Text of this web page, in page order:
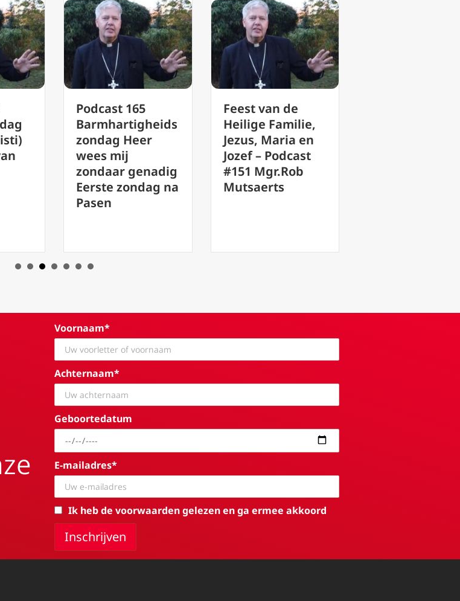
Barmhartigheids
zondag Heer
wees mij
zondaar genadig
Eerste zondag na
Heilige Familie,
Jezus, Maria en
Jozef – Podcast
#151 Mgr.Rob
Mutsaerts
Podcast 141:
Krijgt God wat
hem toebehoort?
Voornaam*
Achternaam*
Geboortedatum
E-mailadres*
Ik heb de voorwaarden gelezen en ga ermee akkoord